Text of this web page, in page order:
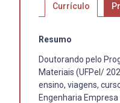
Currículo
Resumo
Doutorando pelo
Materiais (UFPel/
ensino, viagens,
Engenharia